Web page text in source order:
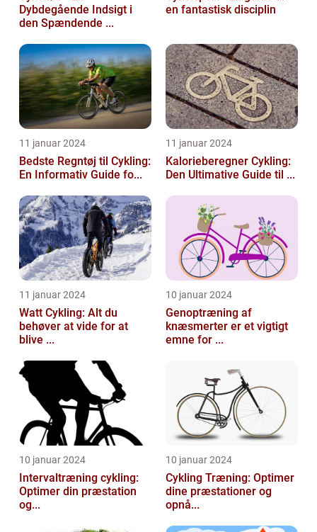
Dybdegående Indsigt i
den Spændende ...
en fantastisk disciplin
11 januar 2024
Bedste Regntøj til Cykling:
En Informativ Guide fo...
11 januar 2024
Kalorieberegner Cykling:
Den Ultimative Guide til ...
11 januar 2024
Watt Cykling: Alt du
behøver at vide for at
blive ...
10 januar 2024
Genoptræning af
knæsmerter er et vigtigt
emne for ...
10 januar 2024
Intervaltræning cykling:
Optimer din præstation
og...
10 januar 2024
Cykling Træning: Optimer
dine præstationer og
opnå...